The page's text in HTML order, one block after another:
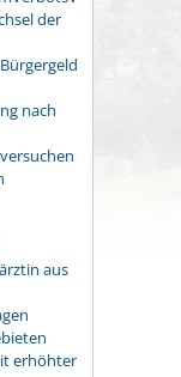
der
nach
aus
erhöhter